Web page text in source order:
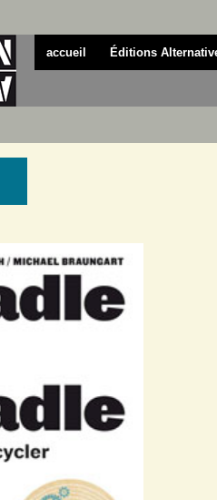
accueil Éditions